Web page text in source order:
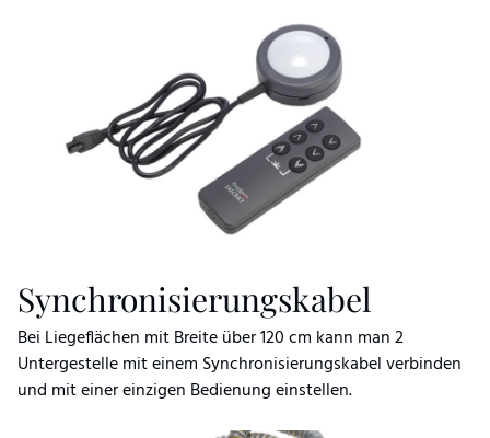
Synchronisierungskabel
Bei Liegeflächen mit Breite über 120 cm kann man 2
Untergestelle mit einem Synchronisierungskabel verbinden
und mit einer einzigen Bedienung einstellen.